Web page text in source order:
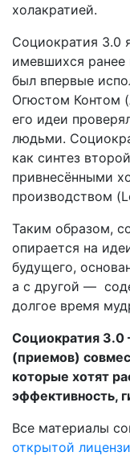
холакратией.
Социократия 3.0
имевшихся ранее
был впервые
Огюстом Контом
его идеи
людьми.
как синтез
привнесёнными
производством
Таким образом,
опирается на
будущего,
а с другой —
долгое время
Социократия 3.0
(приемов)
которые хотят
эффективность,
Все материалы
открытой